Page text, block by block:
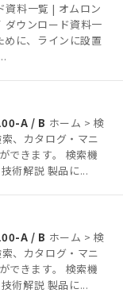
資料一覧 | オムロン
ダウンロード資料一
に、ラインに設置
...
A / B ホーム > 検
、カタログ・マニ
できます。 検索機
術解説 製品に...
A / B ホーム > 検
、カタログ・マニ
できます。 検索機
術解説 製品に...